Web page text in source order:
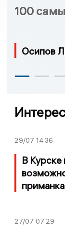
100
Осипов
29/07 14:36
В Курске
27/07 07:29